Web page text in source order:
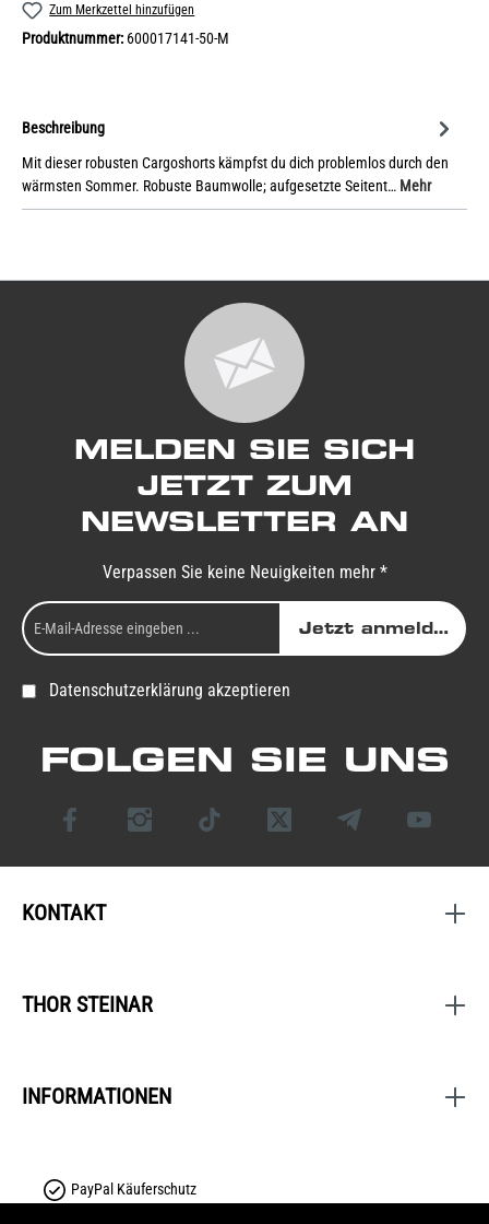
Zum Merkzettel hinzufügen
Produktnummer: 600017141-50-M
Beschreibung
Mit dieser robusten Cargoshorts kämpfst du dich problemlos durch den
wärmsten Sommer. Robuste Baumwolle; aufgesetzte Seitent… Mehr
MELDEN SIE SICH
JETZT ZUM
NEWSLETTER AN
Verpassen Sie keine Neuigkeiten mehr *
Jetzt anmelden
Datenschutzerklärung akzeptieren
FOLGEN SIE UNS
KONTAKT
THOR STEINAR
INFORMATIONEN
PayPal Käuferschutz